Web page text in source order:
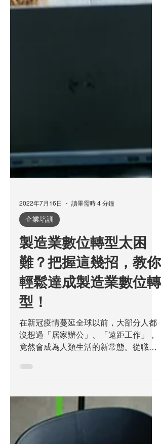
2022年7月16日 讀畢需時 4 分鐘
企業培訓
製造業數位轉型太困
難？把握這幾招，教你
輕鬆達成製造業數位轉
型！
在新冠疫情蔓延全球以前，大部分人都
辦公、開會研討到教育訓練，許多企業
都快速朝向「數位化」一途發展。這個
變化不僅仰賴公司的應變能力，更挑戰
著主管們的領導力和實踐力，以及同仁